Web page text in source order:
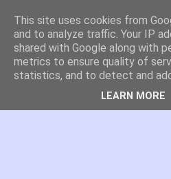
es por madrid
El blog de Madrid y su
movilidad, arquitectura,
educación, empleo, ...
This site uses cookies from
and to analyze traffic. Your IP
shared with Google along with
metrics to ensure quality of
statistics, and to detect and
LEARN MORE